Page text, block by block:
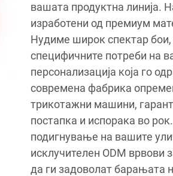
вашата продуктна линија.
изработени од премиум
Нудиме широк спектар
специфичните потреби на
персонализација која го
современа фабрика
трикотажни машини,
постапка и испорака во
подигнување на вашите
исклучителен ODM врвови
да ги задоволат барањата